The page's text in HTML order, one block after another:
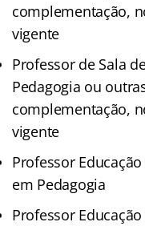
complementação,
vigente
Professor de Sala
Pedagogia ou
complementação,
vigente
Professor
em Pedagogia
Professor